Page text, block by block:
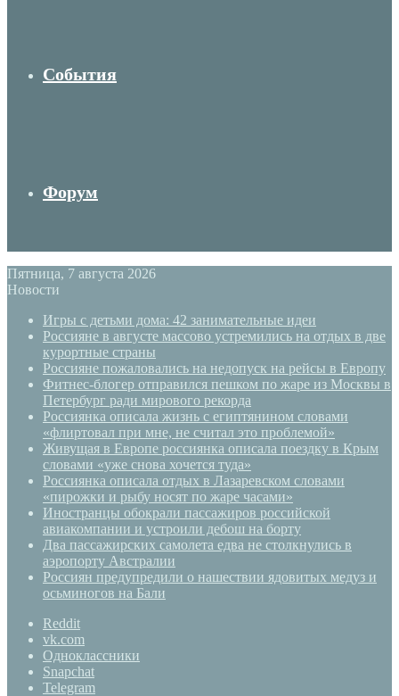
События
Форум
Пятница, 7 августа 2026
Новости
Игры с детьми дома: 42 занимательные идеи
Россияне в августе массово устремились на отдых в две
курортные страны
Россияне пожаловались на недопуск на рейсы в Европу
Фитнес-блогер отправился пешком по жаре из Москвы в
Петербург ради мирового рекорда
Россиянка описала жизнь с египтянином словами
«флиртовал при мне, не считал это проблемой»
Живущая в Европе россиянка описала поездку в Крым
словами «уже снова хочется туда»
Россиянка описала отдых в Лазаревском словами
«пирожки и рыбу носят по жаре часами»
Иностранцы обокрали пассажиров российской
авиакомпании и устроили дебош на борту
Два пассажирских самолета едва не столкнулись в
аэропорту Австралии
Россиян предупредили о нашествии ядовитых медуз и
осьминогов на Бали
Reddit
vk.com
Одноклассники
Snapchat
Telegram